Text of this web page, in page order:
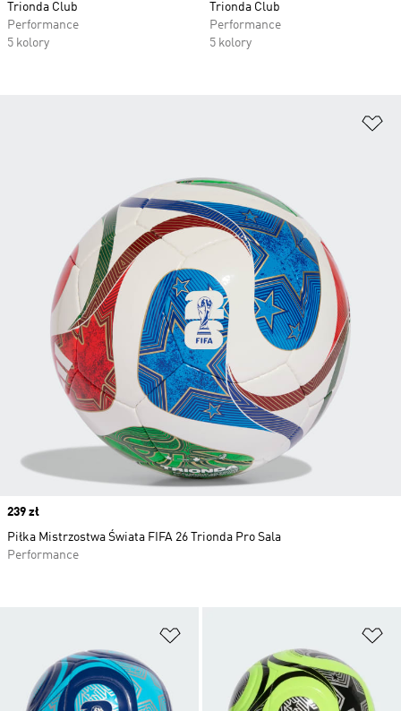
Trionda Club
Performance
5 kolory
Trionda Club
Performance
5 kolory
Price
239 zł
Piłka Mistrzostwa Świata FIFA 26 Trionda Pro Sala
Performance